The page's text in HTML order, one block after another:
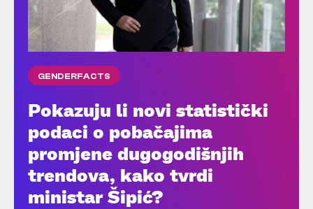
GENDERFACTS
Pokazuju li novi statistički
podaci o pobačajima
promjene dugogodišnjih
trendova, kako tvrdi
ministar Šipić?